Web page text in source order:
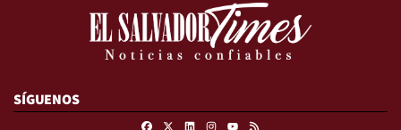
SÍGUENOS
FacebookLinkedinInstagram